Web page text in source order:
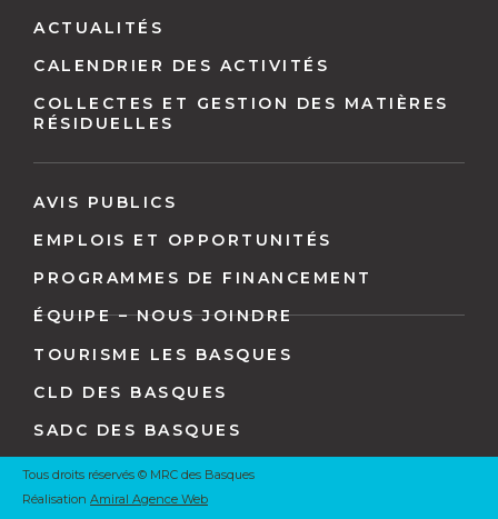
pied
de
page
ACTUALITÉS
CALENDRIER DES ACTIVITÉS
COLLECTES ET GESTION DES MATIÈRES
RÉSIDUELLES
AVIS PUBLICS
EMPLOIS ET OPPORTUNITÉS
PROGRAMMES DE FINANCEMENT
ÉQUIPE – NOUS JOINDRE
TOURISME LES BASQUES
CLD DES BASQUES
SADC DES BASQUES
Tous droits réservés © MRC des Basques
Réalisation Amiral Agence Web